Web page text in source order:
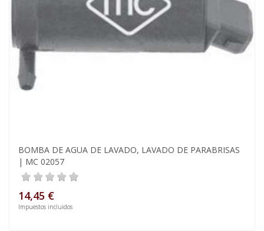
BOMBA DE AGUA DE LAVADO, LAVADO DE PARABRISAS
| MC 02057
14,45 €
Impuestos incluidos